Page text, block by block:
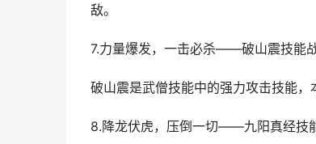
敌。
7.力量爆发，一击必杀——破山震技能
破山震是武僧技能中的强力攻击技能，
8.降龙伏虎，压倒一切——九阳真经技